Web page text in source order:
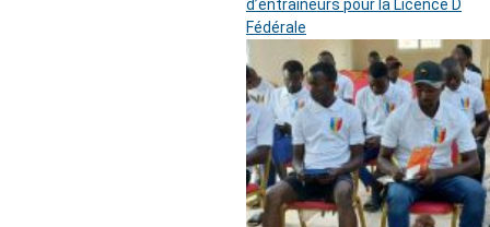
d’entraîneurs pour la Licence D
Fédérale